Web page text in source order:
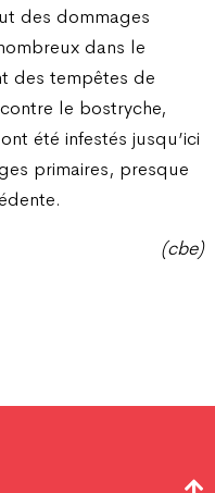
des dommages
dans le
des tempêtes de
le bostryche,
été infestés jusqu’ici
primaires, presque
(cbe)